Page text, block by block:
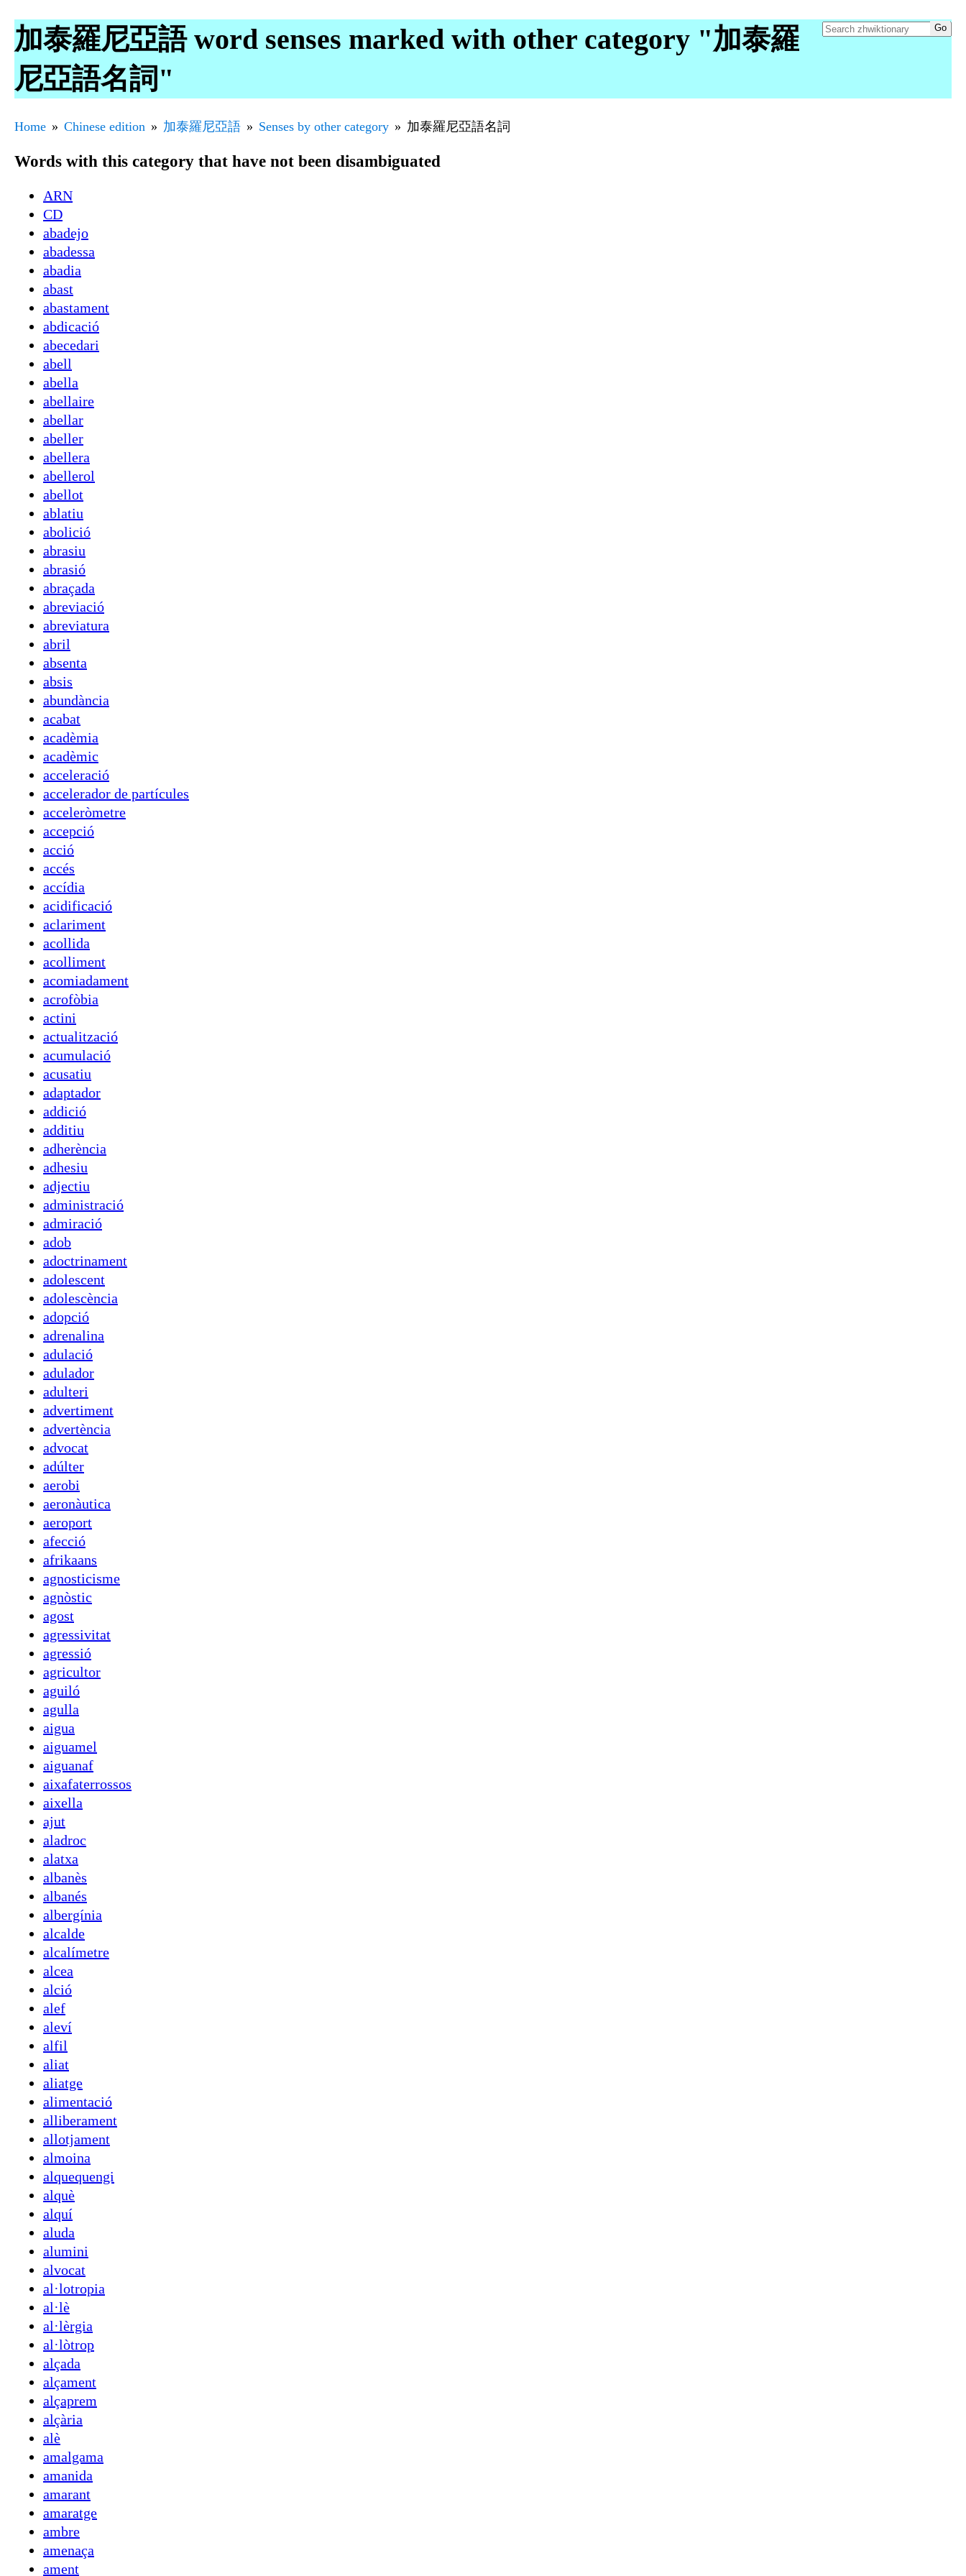
加泰羅尼亞語 word senses marked with other category "加泰羅
尼亞語名詞"
Home Chinese edition 加泰羅尼亞語 Senses by other category 加泰羅尼亞語名詞
Words with this category that have not been disambiguated
ARN
CD
abadejo
abadessa
abadia
abast
abastament
abdicació
abecedari
abell
abella
abellaire
abellar
abeller
abellera
abellerol
abellot
ablatiu
abolició
abrasiu
abrasió
abraçada
abreviació
abreviatura
abril
absenta
absis
abundància
acabat
acadèmia
acadèmic
acceleració
accelerador de partícules
acceleròmetre
accepció
acció
accés
accídia
acidificació
aclariment
acollida
acolliment
acomiadament
acrofòbia
actini
actualització
acumulació
acusatiu
adaptador
addició
additiu
adherència
adhesiu
adjectiu
administració
admiració
adob
adoctrinament
adolescent
adolescència
adopció
adrenalina
adulació
adulador
adulteri
advertiment
advertència
advocat
adúlter
aerobi
aeronàutica
aeroport
afecció
afrikaans
agnosticisme
agnòstic
agost
agressivitat
agressió
agricultor
aguiló
agulla
aigua
aiguamel
aiguanaf
aixafaterrossos
aixella
ajut
aladroc
alatxa
albanès
albanés
albergínia
alcalde
alcalímetre
alcea
alció
alef
aleví
alfil
aliat
aliatge
alimentació
alliberament
allotjament
almoina
alquequengi
alquè
alquí
aluda
alumini
alvocat
al·lotropia
al·lè
al·lèrgia
al·lòtrop
alçada
alçament
alçaprem
alçària
alè
amalgama
amanida
amarant
amaratge
ambre
amenaça
ament